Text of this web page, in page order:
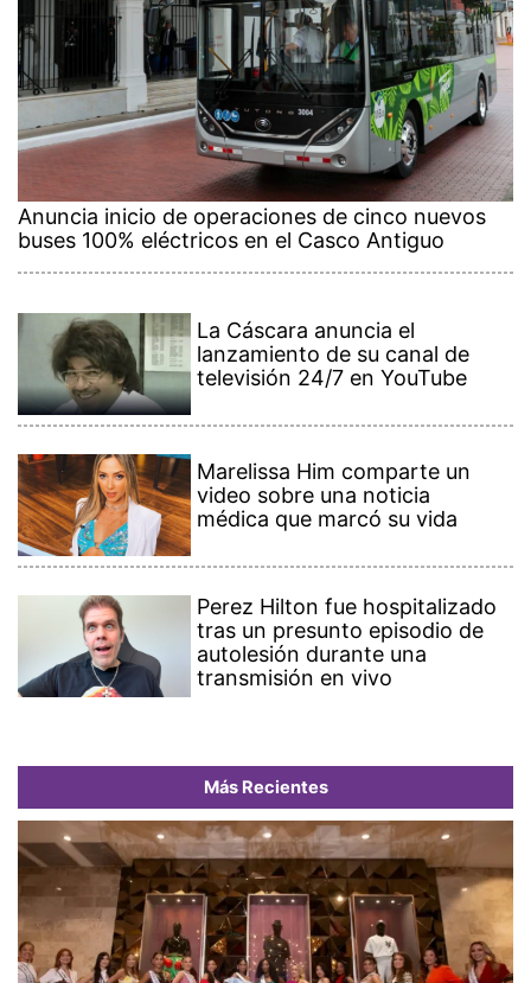
Anuncia inicio de operaciones de cinco nuevos
buses 100% eléctricos en el Casco Antiguo
La Cáscara anuncia el
lanzamiento de su canal de
televisión 24/7 en YouTube
Marelissa Him comparte un
video sobre una noticia
médica que marcó su vida
Perez Hilton fue hospitalizado
tras un presunto episodio de
autolesión durante una
transmisión en vivo
Más Recientes